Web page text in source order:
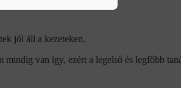
jól áll a kezeteken.
van így, ezért a legelső és legfőbb